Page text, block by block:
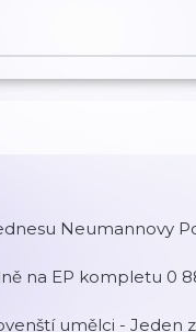
Neumannovy
na EP kompletu 0
umělci - Jeden